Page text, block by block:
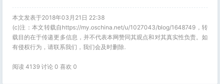
本文发表于2018年03月21日 22:38
(c)注：本文转载自https://my.oschina.net/u/1027043/blog/1648749，转
载目的在于传递更多信息，并不代表本网赞同其观点和对其真实性负责。如
有侵权行为，请联系我们，我们会及时删除.
阅读 4139 讨论 0 喜欢 0